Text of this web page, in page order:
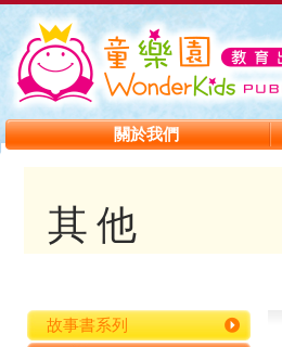
關於我們
其他
故事書系列